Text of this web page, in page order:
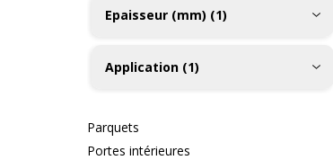
Epaisseur (mm) (1)
Application (1)
Parquets
Portes intérieures